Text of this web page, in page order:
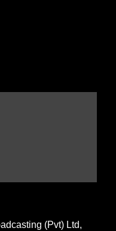
(Pvt) Ltd,